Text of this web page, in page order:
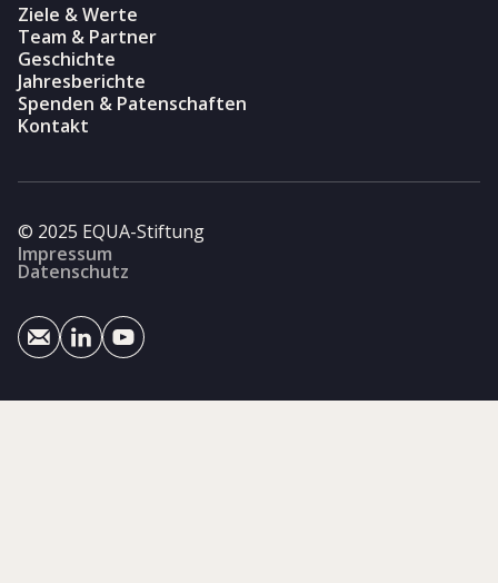
Ziele & Werte
Team & Partner
Geschichte
Jahresberichte
Spenden & Patenschaften
Kontakt
© 2025 EQUA-Stiftung
Impressum
Datenschutz